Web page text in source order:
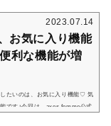
2023.07.14
お気に入り機能
利な機能が増
たいのは、お気に入り機能♡ 気
です♪今回は、axes femme公式